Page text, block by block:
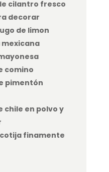
cilantro fresco
decorar
de limon
mexicana
comino
pimentón
chile en polvo y
cotija finamente